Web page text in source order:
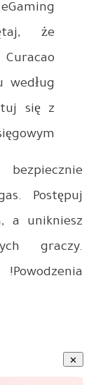
wygrane
mogą
Teraz
zgodnie